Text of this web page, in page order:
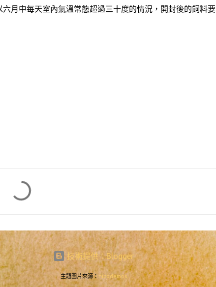
月中每天室內氣溫常態超過三十度的情況，開封後的飼料要
技術提供：Blogger
主題圖片來源：nicodemos